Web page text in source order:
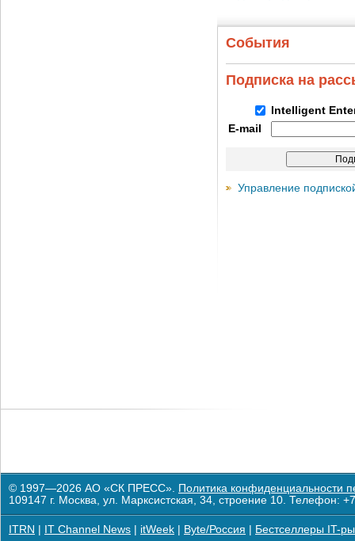
События
Подписка на
Intelligent
E-mail
Управление
© 1997—2026 АО «СК ПРЕСС». Политика конфиденциальности
109147 г. Москва, ул. Марксистская, 34, строение 10. Телефон:
ITRN IT Channel News itWeek Byte/Россия Бестселлеры IT-